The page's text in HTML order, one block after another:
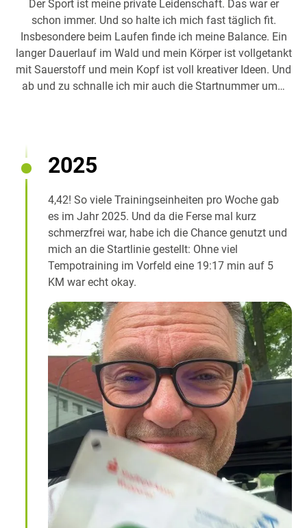
Der Sport ist meine private Leidenschaft. Das war er
schon immer. Und so halte ich mich fast täglich fit.
Insbesondere beim Laufen finde ich meine Balance. Ein
langer Dauerlauf im Wald und mein Körper ist vollgetankt
mit Sauerstoff und mein Kopf ist voll kreativer Ideen. Und
ab und zu schnalle ich mir auch die Startnummer um…
2025
4,42! So viele Trainingseinheiten pro Woche gab
es im Jahr 2025. Und da die Ferse mal kurz
schmerzfrei war, habe ich die Chance genutzt und
mich an die Startlinie gestellt: Ohne viel
Tempotraining im Vorfeld eine 19:17 min auf 5
KM war echt okay.